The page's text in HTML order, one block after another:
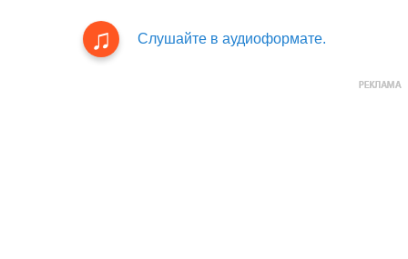
Слушайте в аудиоформате.